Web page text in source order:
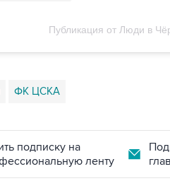
Публикация от Люди в
ФК ЦСКА
подписку на
ленту